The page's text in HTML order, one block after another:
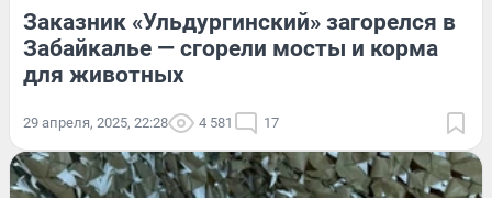
Заказник «Ульдургинский» загорелся в
Забайкалье — сгорели мосты и корма
для животных
29 апреля, 2025, 22:28 4 581 17